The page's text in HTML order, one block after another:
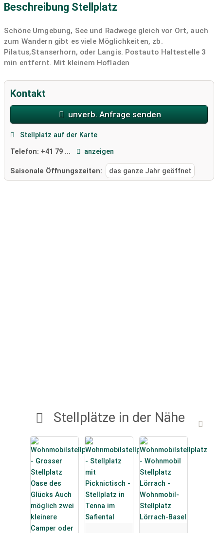
Beschreibung Stellplatz
Schöne Umgebung, See und Radwege gleich vor Ort, auch
zum Wandern gibt es viele Möglichkeiten, zb.
Pilatus,Stanserhorn, oder Langis. Postauto Haltestelle 3
min entfernt. Mit kleinem Hofladen
Kontakt
unverb. Anfrage senden
Stellplatz auf der Karte
Telefon: +41 79 ... anzeigen
Saisonale Öffnungszeiten: das ganze Jahr geöffnet
Stellplätze in der Nähe